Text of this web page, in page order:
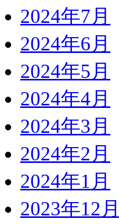
2024年7月
2024年6月
2024年5月
2024年4月
2024年3月
2024年2月
2024年1月
2023年12月